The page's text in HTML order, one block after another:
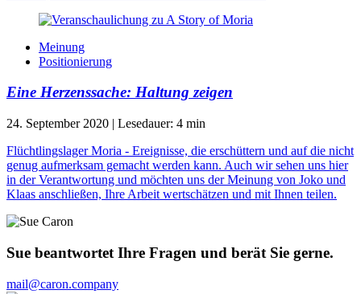
Meinung
Positionierung
Eine Herzenssache: Haltung zeigen
24. September 2020 | Lesedauer: 4 min
Flüchtlingslager Moria - Ereignisse, die erschüttern und auf die nicht
genug aufmerksam gemacht werden kann. Auch wir sehen uns hier
in der Verantwortung und möchten uns der Meinung von Joko und
Klaas anschließen, Ihre Arbeit wertschätzen und mit Ihnen teilen.
Sue beantwortet Ihre Fragen und berät Sie gerne.
mail@caron.company